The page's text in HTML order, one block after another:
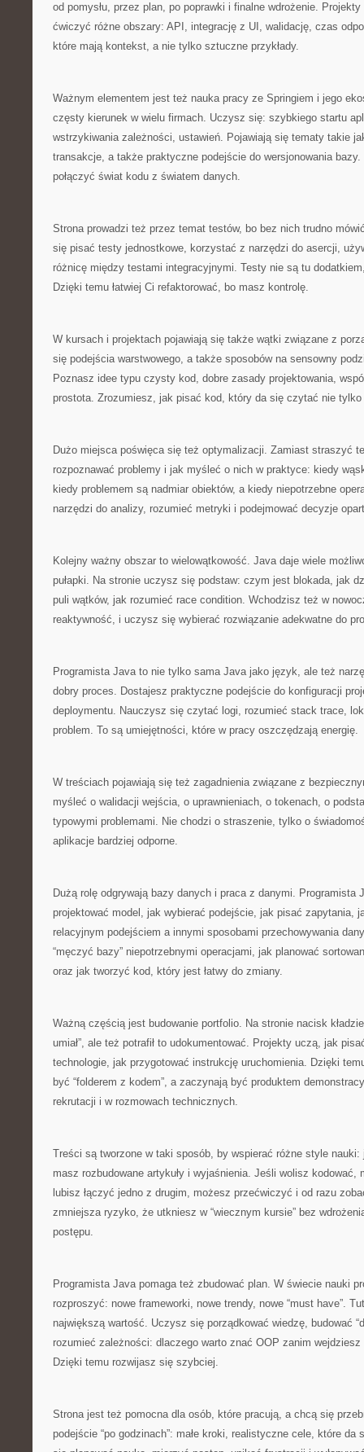
od pomysłu, przez plan, po poprawki i finalne wdrożenie.
ćwiczyć różne obszary: API, integrację z UI, walidację, czas
które mają kontekst, a nie tylko sztuczne przykłady.
Ważnym elementem jest też nauka pracy ze Springiem i jego
częsty kierunek w wielu firmach. Uczysz się: szybkiego startu
wstrzykiwania zależności, ustawień. Pojawiają się tematy takie
transakcje, a także praktyczne podejście do wersjonowania
połączyć świat kodu z światem danych.
Strona prowadzi też przez temat testów, bo bez nich trudno
się pisać testy jednostkowe, korzystać z narzędzi do asercji,
różnicę między testami integracyjnymi. Testy nie są tu
Dzięki temu łatwiej Ci refaktorować, bo masz kontrolę.
W kursach i projektach pojawiają się także wątki związane z
się podejścia warstwowego, a także sposobów na sensowny
Poznasz idee typu czysty kod, dobre zasady projektowania,
prostota. Zrozumiesz, jak pisać kod, który da się czytać nie tylko
Dużo miejsca poświęca się też optymalizacji. Zamiast straszyć
rozpoznawać problemy i jak myśleć o nich w praktyce: kiedy
kiedy problemem są nadmiar obiektów, a kiedy niepotrzebne
narzędzi do analizy, rozumieć metryki i podejmować decyzje
Kolejny ważny obszar to wielowątkowość. Java daje wiele
pułapki. Na stronie uczysz się podstaw: czym jest blokada, jak
puli wątków, jak rozumieć race condition. Wchodzisz też w
reaktywność, i uczysz się wybierać rozwiązanie adekwatne do
Programista Java to nie tylko sama Java jako język, ale też
dobry proces. Dostajesz praktyczne podejście do konfiguracji
deploymentu. Nauczysz się czytać logi, rozumieć stack trace,
problem. To są umiejętności, które w pracy oszczędzają energię.
W treściach pojawiają się też zagadnienia związane z
myśleć o walidacji wejścia, o uprawnieniach, o tokenach, o
typowymi problemami. Nie chodzi o straszenie, tylko o
aplikacje bardziej odporne.
Dużą rolę odgrywają bazy danych i praca z danymi. Programista
projektować model, jak wybierać podejście, jak pisać zapytania,
relacyjnym podejściem a innymi sposobami przechowywania
“męczyć bazy” niepotrzebnymi operacjami, jak planować
oraz jak tworzyć kod, który jest łatwy do zmiany.
Ważną częścią jest budowanie portfolio. Na stronie nacisk
umiał”, ale też potrafił to udokumentować. Projekty uczą, jak
technologie, jak przygotować instrukcję uruchomienia. Dzięki
być “folderem z kodem”, a zaczynają być produktem
rekrutacji i w rozmowach technicznych.
Treści są tworzone w taki sposób, by wspierać różne style
masz rozbudowane artykuły i wyjaśnienia. Jeśli wolisz kodować,
lubisz łączyć jedno z drugim, możesz przećwiczyć i od razu
zmniejsza ryzyko, że utkniesz w “wiecznym kursie” bez
postępu.
Programista Java pomaga też zbudować plan. W świecie nauki
rozproszyć: nowe frameworki, nowe trendy, nowe “must have”.
największą wartość. Uczysz się porządkować wiedzę, budować
rozumieć zależności: dlaczego warto znać OOP zanim
Dzięki temu rozwijasz się szybciej.
Strona jest też pomocna dla osób, które pracują, a chcą się
podejście “po godzinach”: małe kroki, realistyczne cele, które da